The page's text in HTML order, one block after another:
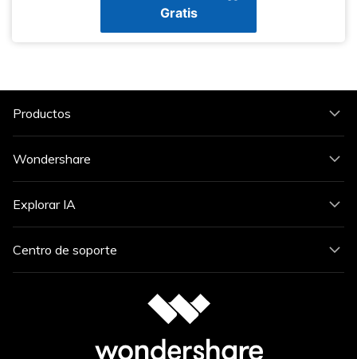
Gratis
Productos
Wondershare
Explorar IA
Centro de soporte